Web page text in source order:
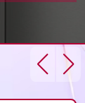
Заказать